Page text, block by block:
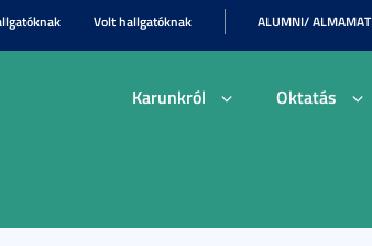
Volt hallgatóknak ALUMNI/
Karunkról Oktatás